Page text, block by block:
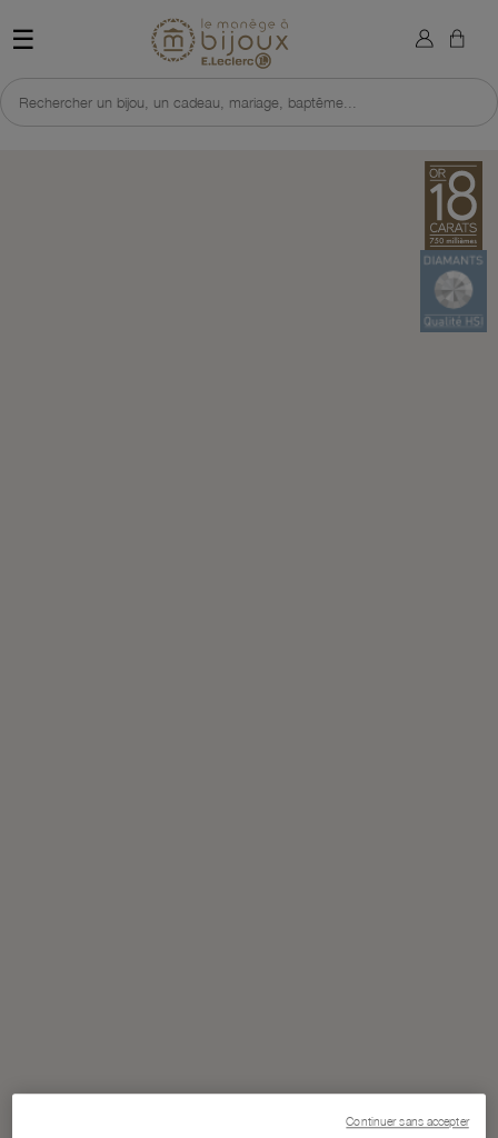
☰ Retour à l'accueil du site
Rechercher un bijou, un cadeau, mariage, baptême...
×
Continuer sans accepter